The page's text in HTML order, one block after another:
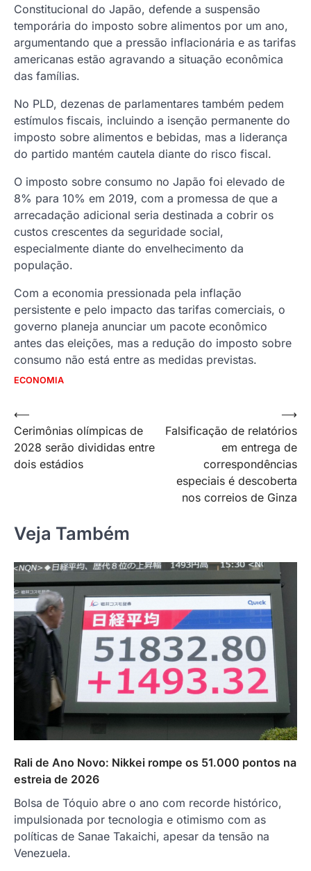
Constitucional do Japão, defende a suspensão
temporária do imposto sobre alimentos por um ano,
argumentando que a pressão inflacionária e as tarifas
americanas estão agravando a situação econômica
das famílias.
No PLD, dezenas de parlamentares também pedem
estímulos fiscais, incluindo a isenção permanente do
imposto sobre alimentos e bebidas, mas a liderança
do partido mantém cautela diante do risco fiscal.
O imposto sobre consumo no Japão foi elevado de
8% para 10% em 2019, com a promessa de que a
arrecadação adicional seria destinada a cobrir os
custos crescentes da seguridade social,
especialmente diante do envelhecimento da
população.
Com a economia pressionada pela inflação
persistente e pelo impacto das tarifas comerciais, o
governo planeja anunciar um pacote econômico
antes das eleições, mas a redução do imposto sobre
consumo não está entre as medidas previstas.
ECONOMIA
Navegação
de
Post
⟵
Cerimônias olímpicas de
2028 serão divididas entre
dois estádios
Falsificação de relatórios
em entrega de
correspondências
especiais é descoberta
nos correios de Ginza
⟶
Veja Também
Rali de Ano Novo: Nikkei rompe os 51.000 pontos na
estreia de 2026
Bolsa de Tóquio abre o ano com recorde histórico,
impulsionada por tecnologia e otimismo com as
políticas de Sanae Takaichi, apesar da tensão na
Venezuela.